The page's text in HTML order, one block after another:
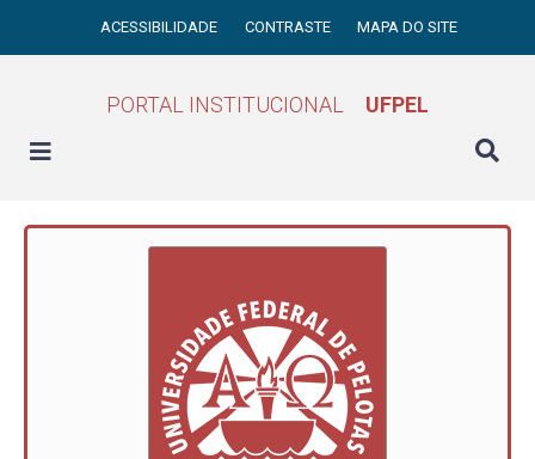
ACESSIBILIDADE CONTRASTE MAPA DO SITE
PORTAL INSTITUCIONAL UFPEL